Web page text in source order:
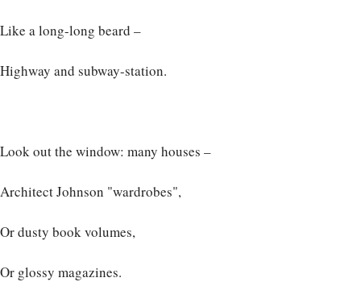
Like a long-long beard –
Highway and subway-station.
Look out the window: many houses –
Architect Johnson "wardrobes",
Or dusty book volumes,
Or glossy magazines.